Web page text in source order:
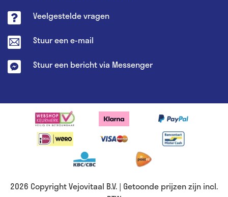
Veelgestelde vragen
Stuur een e-mail
Stuur een bericht via Messenger
2026 Copyright Vejovitaal B.V. | Getoonde prijzen zijn incl.